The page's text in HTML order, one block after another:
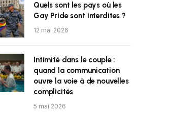
Quels sont les pays où les
Gay Pride sont interdites ?
12 mai 2026
Intimité dans le couple :
quand la communication
ouvre la voie à de nouvelles
complicités
5 mai 2026